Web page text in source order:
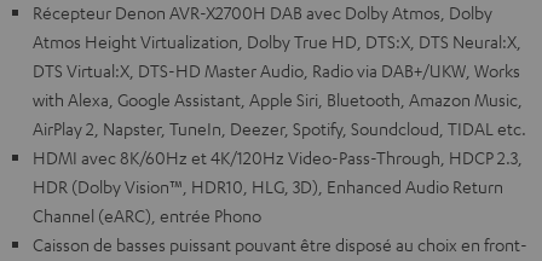
Récepteur Denon AVR-X2700H DAB avec Dolby Atmos, Dolby
Atmos Height Virtualization, Dolby True HD, DTS:X, DTS Neural:X,
DTS Virtual:X, DTS-HD Master Audio, Radio via DAB+/UKW, Works
with Alexa, Google Assistant, Apple Siri, Bluetooth, Amazon Music,
AirPlay 2, Napster, TuneIn, Deezer, Spotify, Soundcloud, TIDAL etc.
HDMI avec 8K/60Hz et 4K/120Hz Video-Pass-Through, HDCP 2.3,
HDR (Dolby Vision™, HDR10, HLG, 3D), Enhanced Audio Return
Channel (eARC), entrée Phono
Caisson de basses puissant pouvant être disposé au choix en front-